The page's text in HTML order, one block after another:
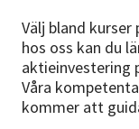
Välj bland
hos oss kan du
aktieinvestering
Våra
kommer att